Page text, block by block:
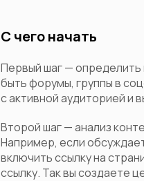
С чего начать
Первый шаг —
быть форумы, группы в
с активной аудиторией и
Второй шаг — анализ
Например, если
включить ссылку на
ссылку. Так вы создаете